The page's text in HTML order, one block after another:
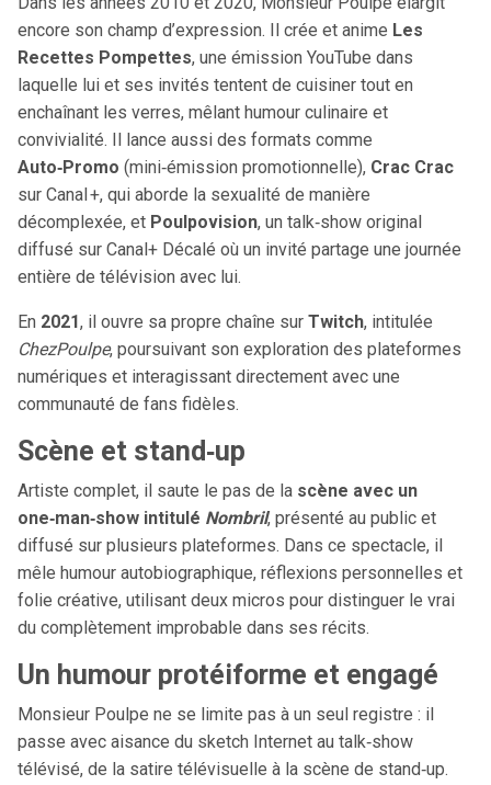
encore son champ d’expression. Il crée et anime Les
Recettes Pompettes, une émission YouTube dans
laquelle lui et ses invités tentent de cuisiner tout en
enchaînant les verres, mêlant humour culinaire et
convivialité. Il lance aussi des formats comme
Auto‑Promo (mini‑émission promotionnelle), Crac Crac
sur Canal +, qui aborde la sexualité de manière
décomplexée, et Poulpovision, un talk‑show original
diffusé sur Canal+ Décalé où un invité partage une journée
entière de télévision avec lui.
En 2021, il ouvre sa propre chaîne sur Twitch, intitulée
ChezPoulpe, poursuivant son exploration des plateformes
numériques et interagissant directement avec une
communauté de fans fidèles.
Scène et stand‑up
Artiste complet, il saute le pas de la scène avec un
one‑man‑show intitulé Nombril, présenté au public et
diffusé sur plusieurs plateformes. Dans ce spectacle, il
mêle humour autobiographique, réflexions personnelles et
folie créative, utilisant deux micros pour distinguer le vrai
du complètement improbable dans ses récits.
Un humour protéiforme et engagé
Monsieur Poulpe ne se limite pas à un seul registre : il
passe avec aisance du sketch Internet au talk‑show
télévisé, de la satire télévisuelle à la scène de stand‑up.